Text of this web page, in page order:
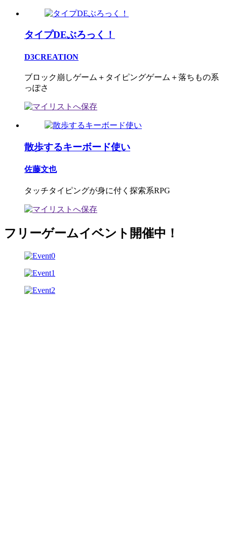
タイプDEぶろっく！
D3CREATION
ブロック崩しゲーム＋タイピングゲーム＋落ちもの系
っぽさ
散歩するキーボード使い
佐藤文也
タッチタイピングが身に付く探索系RPG
フリーゲームイベント開催中！